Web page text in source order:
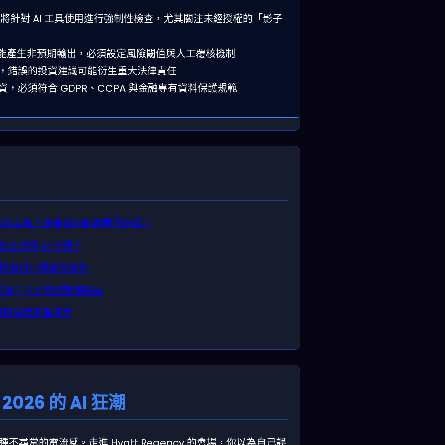
針對 AI 工具使用進行強制性檢查，尤其關注未經授權的「影子
產生非預期輸出，必須設定風險閾值與人工覆核機制
錯誤的投資建議可能衍生重大法律責任
，必須符合 GDPR、CCPA 與金融專有資料保護規範
差異？這會如何影響費用結構？
主決策 AI 代理？
與現實限制全解析
？三大預測數據揭露
場景推薦清單
的 AI 狂潮